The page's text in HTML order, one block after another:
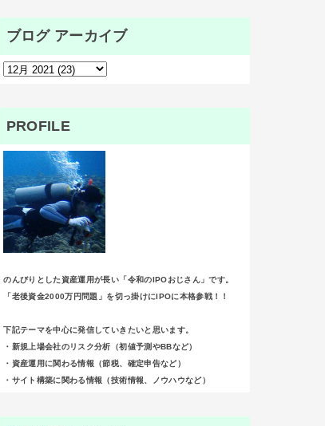
ブログ アーカイブ
PROFILE
のんびりとした資産運用が長い「令和のIPOおじさん」です。
「老後資金2000万円問題」を切っ掛けにIPOに本格参戦！！
下記テーマを中心に発信していきたいと思います。
・新規上場会社のリスク分析（初値予測やBBなど）
・資産運用に関わる情報（節税、確定申告など）
・サイト構築に関わる情報（技術情報、ノウハウなど）